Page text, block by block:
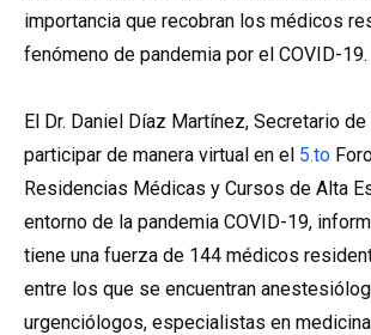
importancia que recobran los médicos
fenómeno de pandemia por el COVID-19.
El Dr. Daniel Díaz Martínez, Secretario de
participar de manera virtual en el 5.to
Residencias Médicas y Cursos de Alta
entorno de la pandemia COVID-19,
tiene una fuerza de 144 médicos
entre los que se encuentran
urgenciólogos, especialistas en